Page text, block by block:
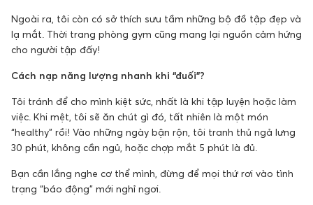
Ngoài ra, tôi còn có sở thích sưu tầm những bộ đồ tập đẹp và
lạ mắt. Thời trang phòng gym cũng mang lại nguồn cảm hứng
cho người tập đấy!
Cách nạp năng lượng nhanh khi “đuối”?
Tôi tránh để cho mình kiệt sức, nhất là khi tập luyện hoặc làm
việc. Khi mệt, tôi sẽ ăn chút gì đó, tất nhiên là một món
“healthy” rồi! Vào những ngày bận rộn, tôi tranh thủ ngả lưng
30 phút, không cần ngủ, hoặc chợp mắt 5 phút là đủ.
Bạn cần lắng nghe cơ thể mình, đừng để mọi thứ rơi vào tình
trạng “báo động” mới nghỉ ngơi.